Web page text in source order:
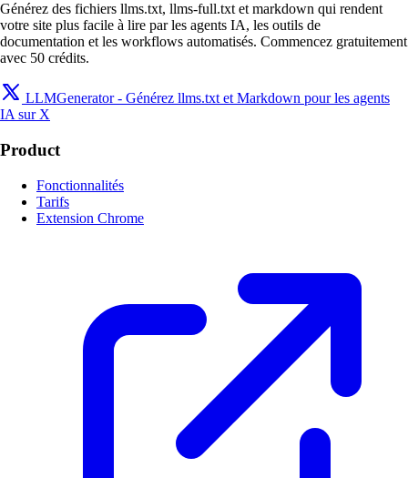
Générez des fichiers llms.txt, llms-full.txt et markdown qui rendent
votre site plus facile à lire par les agents IA, les outils de
documentation et les workflows automatisés. Commencez gratuitement
avec 50 crédits.
LLMGenerator - Générez llms.txt et Markdown pour les agents
IA sur X
Product
Fonctionnalités
Tarifs
Extension Chrome